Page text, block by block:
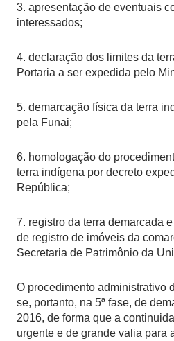
3. apresentação de eventuais
interessados;
4. declaração dos limites da
Portaria a ser expedida pelo
5. demarcação física da terra
pela Funai;
6. homologação do
terra indígena por decreto
República;
7. registro da terra demarcada
de registro de imóveis da
Secretaria de Patrimônio da
O procedimento administrativo
se, portanto, na 5ª fase, de
2016, de forma que a
urgente e de grande valia para